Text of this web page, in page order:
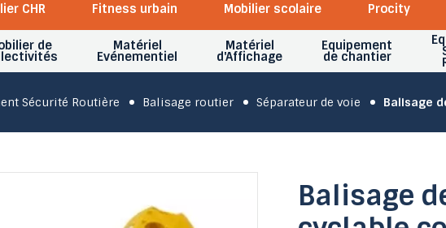
CHR Fitness urbain Mobilier scolaire Procity
de Matériel
Evénementiel
Matériel
d'Affichage
Equipement
de chantier
Sécurité Routière Balisage routier Séparateur de voie Balisage
Balisage